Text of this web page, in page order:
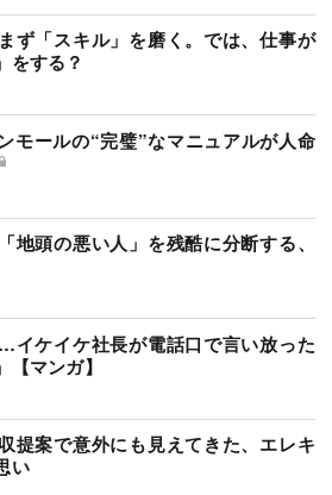
ず「スキル」を磨く。では、仕事が
をする？
モールの“完璧”なマニュアルが人命
地頭の悪い人」を残酷に分断する、
イケイケ社長が電話口で言い放った
【マンガ】
提案で意外にも見えてきた、エレキ
い